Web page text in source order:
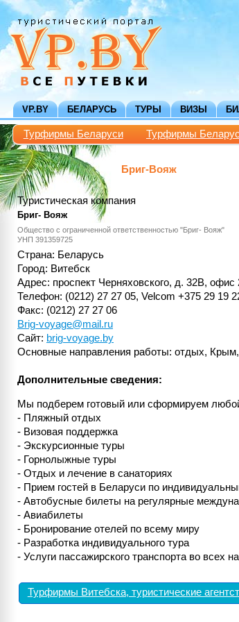
VP.BY БЕЛАРУСЬ ТУРЫ ВИЗЫ
Турфирмы Беларуси Турфирмы
Бриг-Вояж
Туристическая компания
Бриг- Вояж
Общество с ограниченной ответственностью "Бриг- Вояж"
УНП 391359725
Страна: Беларусь
Город: Витебск
Адрес: проспект Черняховского, д. 32В, офис
Телефон: (0212) 27 27 05, Velcom +375 29 19
Факс: (0212) 27 27 06
Brig-voyage@mail.ru
Сайт: brig-voyage.by
Основные направления работы: отдых,
Дополнительные сведения:
Мы подберем готовый или сформируем
- Пляжный отдых
- Визовая поддержка
- Экскурсионные туры
- Горнолыжные туры
- Отдых и лечение в санаториях
- Прием гостей в Беларуси по
- Автобусные билеты на регулярные
- Авиабилеты
- Бронирование отелей по всему миру
- Разработка индивидуального тура
- Услуги пассажирского транспорта во всех
Турфирмы Витебска, туристические